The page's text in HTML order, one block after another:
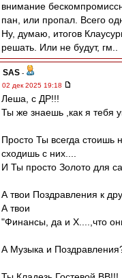
внимание
пан, или пропал. Всего
Ну, думаю, итогов
решать. Или не будут, гм..
SAS -
02 дек 2025 19:18
Леша, с ДР!!!
Ты же знаешь ,как я тебя
Просто Ты всегда стоишь
сходишь с них....
И Ты просто Золото для
А твои Поздравления к
А твои
"Финансы, да и Х....,что
А Музыка и